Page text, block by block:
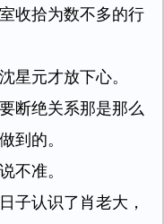
收拾为数不多的行
星元才放下心。
断绝关系那是那么
到的。
不准。
子认识了肖老大，